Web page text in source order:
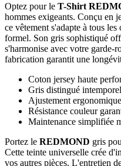
Optez pour le T-Shirt
hommes exigeants. Conçu en
ce vêtement s'adapte à tous
formel. Son gris sophistiqué
s'harmonise avec votre garde-
fabrication garantit une
Coton jersey haute
Gris distingué intemporel
Ajustement
Résistance couleur
Maintenance simplifiée
Portez le REDMOND gris
Cette teinte universelle crée
vos autres pièces. L'entretien